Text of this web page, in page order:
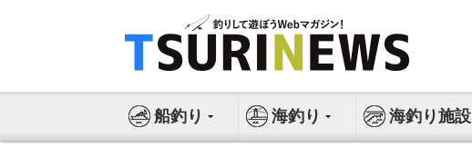
ス
船釣り 海釣り 海釣り施設